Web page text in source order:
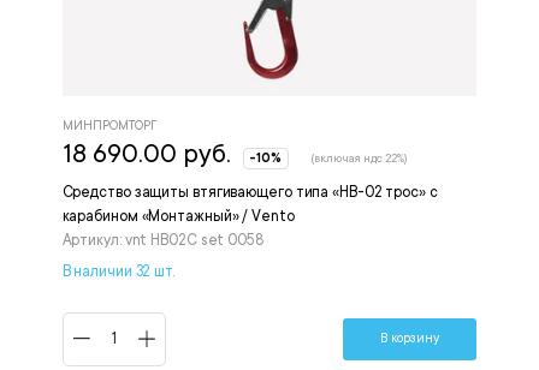
Средство защиты втягивающего типа «НВ-02 трос» с
карабином «Монтажный» / Vento
Артикул: vnt HB02C set 0058
МИНПРОМТОРГ
18 690.00 руб. -10% (включая ндс 22%)
В наличии 32 шт.
В корзину